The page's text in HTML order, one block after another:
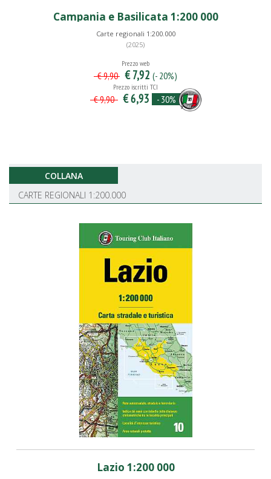
Campania e Basilicata 1:200 000
Carte regionali 1:200.000
(2025)
Prezzo web
€ 9,90 € 7,92 (- 20%)
Prezzo iscritti TCI
€ 9,90 € 6,93 - 30%
COLLANA
CARTE REGIONALI 1:200.000
Lazio 1:200 000